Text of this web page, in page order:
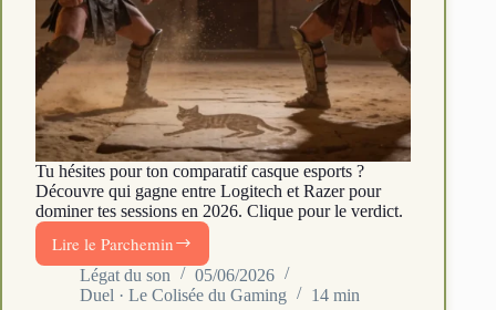
Tu hésites pour ton comparatif casque esports ?
Découvre qui gagne entre Logitech et Razer pour
dominer tes sessions en 2026. Clique pour le verdict.
Lire le Parchemin
Logitech
vs
Razer
Légat du son
05/06/2026
Duel · Le Colisée du Gaming
14 min